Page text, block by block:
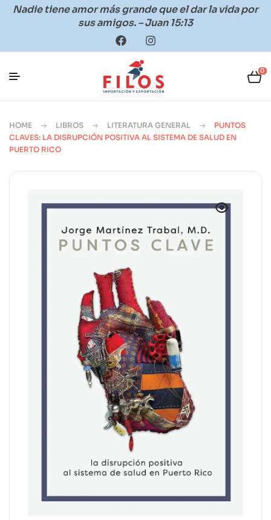
Nadie tiene amor más grande que el dar la vida por
sus amigos. – Juan 15:13
0
HOME LIBROS LITERATURA GENERAL
PUNTOS
CLAVES: LA DISRUPCIÓN POSITIVA AL SISTEMA DE SALUD EN
PUERTO RICO